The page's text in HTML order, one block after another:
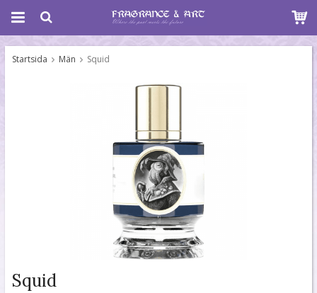
Startsida Män Squid
Squid